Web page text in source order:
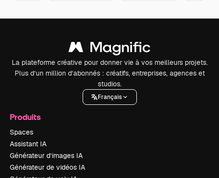
La plateforme créative pour donner vie à vos meilleurs projets.
Plus d’un million d’abonnés : créatifs, entreprises, agences et
studios.
Français
Produits
Spaces
Assistant IA
Générateur d’images IA
Générateur de vidéos IA